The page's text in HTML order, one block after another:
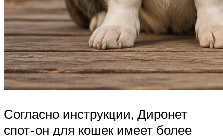
Согласно инструкции, Диронет
спот-он для кошек имеет более